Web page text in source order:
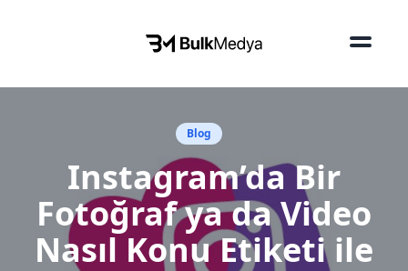
Blog
Instagram’da Bir
Fotoğraf ya da Video
Nasıl Konu Etiketi ile